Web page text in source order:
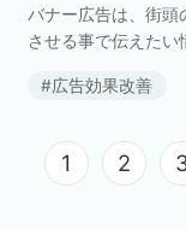
バナー広告は、街頭
させる事で伝えたい
顕在的なユーザと
広告効果改善
1 2